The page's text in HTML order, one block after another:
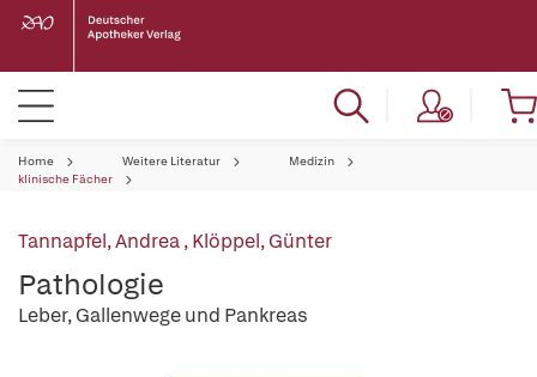
Home Weitere Literatur
Medizin
klinische Fächer
Tannapfel, Andrea,Klöppel, Günter
Pathologie
Leber, Gallenwege und Pankreas